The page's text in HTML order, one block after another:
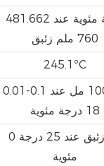
481.662 درجة مئوية عند
760 ملم زئبق
245.1ºC
0.01-0.1 جم/100 مل عند
18 درجة مئوية
0 مم زئبق عند 25 درجة
مئوية